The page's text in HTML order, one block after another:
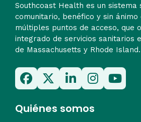
Southcoast Health es un sistema
comunitario, benéfico y sin ánimo
múltiples puntos de acceso, que
integrado de servicios sanitarios
de Massachusetts y Rhode Island.
Quiénes somos